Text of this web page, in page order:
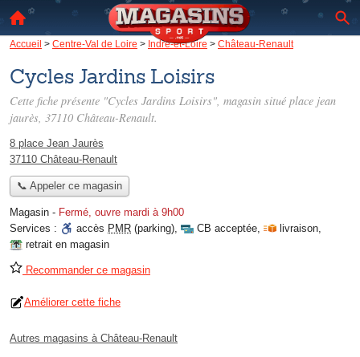
Accueil > Centre-Val de Loire > Indre-et-Loire > Château-Renault
Cycles Jardins Loisirs
Cette fiche présente "Cycles Jardins Loisirs", magasin situé place jean
jaurès, 37110 Château-Renault.
8 place Jean Jaurès
37110 Château-Renault
📞 Appeler ce magasin
Magasin - Fermé, ouvre mardi à 9h00
Services :
accès PMR (parking), CB acceptée, livraison,
retrait en magasin
Recommander ce magasin
Améliorer cette fiche
Autres magasins à Château-Renault